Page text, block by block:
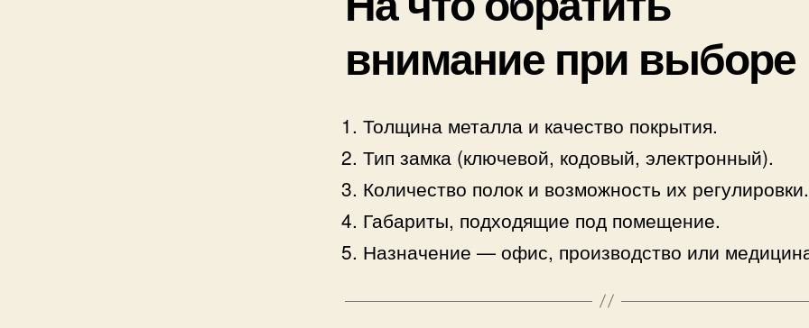
внимание при выборе
Толщина металла и качество покрытия.
Тип замка (ключевой, кодовый, электронный).
Количество полок и возможность их регулировки.
Габариты, подходящие под помещение.
Назначение — офис, производство или